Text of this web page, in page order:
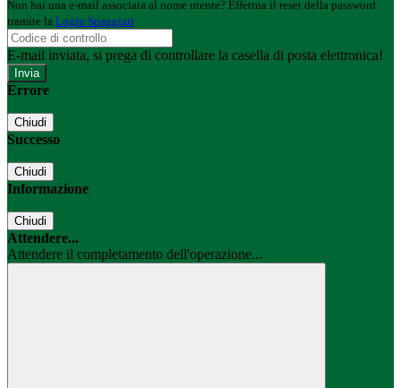
Non hai una e-mail associata al nome utente? Effettua il reset della password
tramite la Login Spaggiari
E-mail inviata, si prega di controllare la casella di posta elettronica!
Errore
Chiudi
Successo
Chiudi
Informazione
Chiudi
Attendere...
Attendere il completamento dell'operazione...